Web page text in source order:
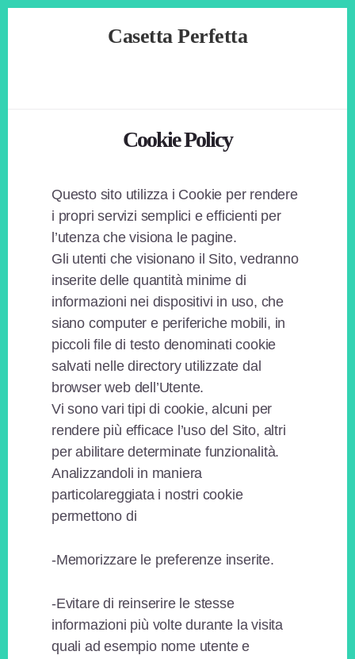
Casetta Perfetta
Cookie Policy
Questo sito utilizza i Cookie per rendere
i propri servizi semplici e efficienti per
l’utenza che visiona le pagine.
Gli utenti che visionano il Sito, vedranno
inserite delle quantità minime di
informazioni nei dispositivi in uso, che
siano computer e periferiche mobili, in
piccoli file di testo denominati cookie
salvati nelle directory utilizzate dal
browser web dell’Utente.
Vi sono vari tipi di cookie, alcuni per
rendere più efficace l’uso del Sito, altri
per abilitare determinate funzionalità.
Analizzandoli in maniera
particolareggiata i nostri cookie
permettono di
-Memorizzare le preferenze inserite.
-Evitare di reinserire le stesse
informazioni più volte durante la visita
quali ad esempio nome utente e